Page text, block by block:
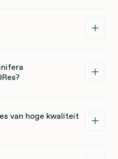
van hoge kwaliteit